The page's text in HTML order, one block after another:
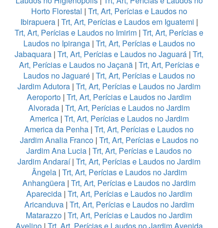
Horto Florestal | Trt, Art, Perícias e Laudos no
Ibirapuera| Trt, Art, Perícias e Laudos em Iguatemi |
Trt, Art, Perícias e Laudos no Imirim | Trt, Art, Perícias e
Laudos no Ipiranga| Trt, Art, Perícias e Laudos no
Jabaquara | Trt, Art, Perícias e Laudos no Jaguará | Trt,
Art, Perícias e Laudos no Jaçanã| Trt, Art, Perícias e
Laudos no Jaguaré| Trt, Art, Perícias e Laudos no
Jardim Adutora | Trt, Art, Perícias e Laudos no Jardim
Aeroporto | Trt, Art, Perícias e Laudos no Jardim
Alvorada | Trt, Art, Perícias e Laudos no Jardim
America| Trt, Art, Perícias e Laudos no Jardim
America da Penha | Trt, Art, Perícias e Laudos no
Jardim Analia Franco| Trt, Art, Perícias e Laudos no
Jardim Ana Lucia | Trt, Art, Perícias e Laudos no
Jardim Andaraí| Trt, Art, Perícias e Laudos no Jardim
Ângela| Trt, Art, Perícias e Laudos no Jardim
Anhangüera | Trt, Art, Perícias e Laudos no Jardim
Aparecida| Trt, Art, Perícias e Laudos no Jardim
Aricanduva| Trt, Art, Perícias e Laudos no Jardim
Matarazzo | Trt, Art, Perícias e Laudos no Jardim